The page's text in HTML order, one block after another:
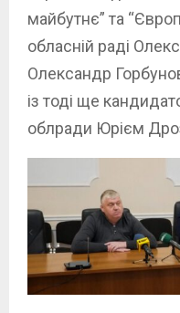
майбутнє” та
обласній раді
Олександр
із тоді ще
облради Юрієм